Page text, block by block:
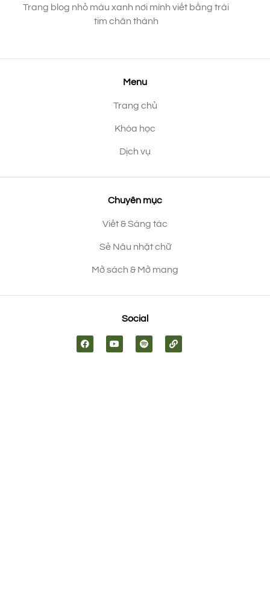
Trang blog nhỏ màu xanh nơi mình viết bằng trái
tim chân thành
Menu
Trang chủ
Khóa học
Dịch vụ
Chuyên mục
Viết & Sáng tác
Sẻ Nâu nhặt chữ
Mở sách & Mở mang
Social